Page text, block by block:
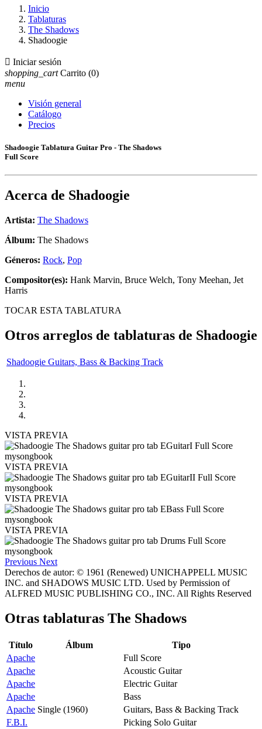
Inicio
Tablaturas
The Shadows
Shadoogie
 Iniciar sesión
shopping_cart Carrito (0)
menu
Visión general
Catálogo
Precios
Shadoogie Tablatura Guitar Pro - The Shadows
Full Score
Acerca de Shadoogie
Artista: The Shadows
Álbum: The Shadows
Géneros: Rock, Pop
Compositor(es): Hank Marvin, Bruce Welch, Tony Meehan, Jet
Harris
TOCAR ESTA TABLATURA
Otros arreglos de tablaturas de Shadoogie
Shadoogie Guitars, Bass & Backing Track
VISTA PREVIA
VISTA PREVIA
VISTA PREVIA
VISTA PREVIA
Previous Next
Derechos de autor: © 1961 (Renewed) UNICHAPPELL MUSIC
INC. and SHADOWS MUSIC LTD. Used by Permission of
ALFRED MUSIC PUBLISHING CO., INC. All Rights Reserved
Otras tablaturas The Shadows
Título Álbum
Tipo
Apache
Full Score
Apache
Acoustic Guitar
Apache
Electric Guitar
Apache
Bass
Apache Single (1960)
Guitars, Bass & Backing Track
F.B.I.
Picking Solo Guitar